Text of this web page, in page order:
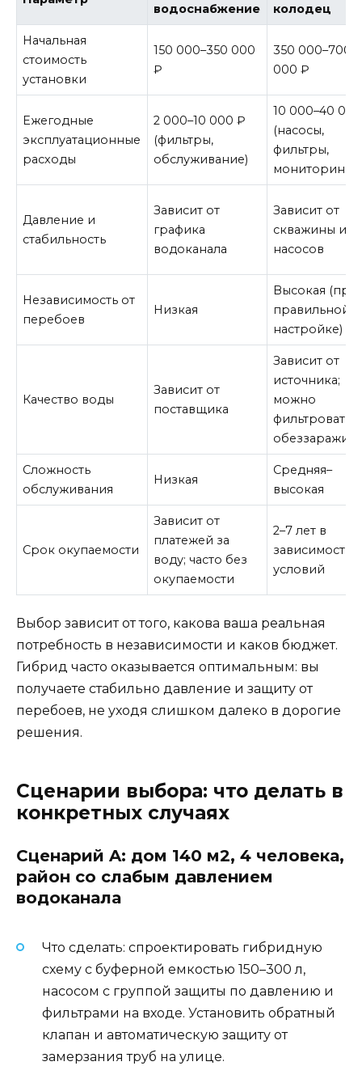
водоснабжение колодец
Начальная
стоимость
установки
150 000–350 000
₽
350 000–700
000 ₽
Ежегодные
эксплуатационные
расходы
2 000–10 000 ₽
(фильтры,
обслуживание)
10 000–40
(насосы,
фильтры,
мониторинг)
Давление и
стабильность
Зависит от
графика
водоканала
Зависит от
скважины и
насосов
Независимость от
перебоев
Низкая
Высокая (при
правильной
настройке)
Качество воды
Зависит от
поставщика
Зависит от
источника;
можно
фильтровать
Сложность
обслуживания
Низкая
Средняя–
высокая
Срок окупаемости
Зависит от
платежей за
воду; часто без
окупаемости
2–7 лет в
зависимости
условий
Выбор зависит от того, какова ваша реальная
потребность в независимости и каков бюджет.
Гибрид часто оказывается оптимальным: вы
получаете стабильно давление и защиту от
перебоев, не уходя слишком далеко в дорогие
решения.
Сценарии выбора: что делать в
конкретных случаях
Сценарий A: дом 140 м2, 4 человека,
район со слабым давлением
водоканала
Что сделать: спроектировать гибридную
схему с буферной емкостью 150–300 л,
насосом с группой защиты по давлению и
фильтрами на входе. Установить обратный
клапан и автоматическую защиту от
замерзания труб на улице.